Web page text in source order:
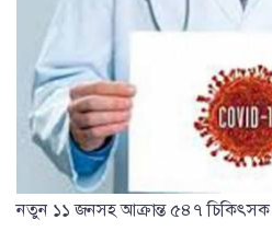
নতুন ১১ জনসহ আক্রান্ত ৫৪৭ চি‌কিৎসক